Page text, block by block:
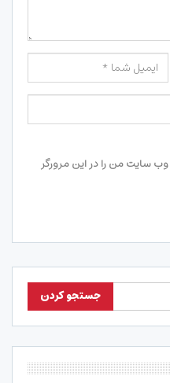
وب سایت من را در این مرورگر